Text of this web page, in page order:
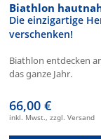
Biathlon
Die einzigartige
verschenken!
Biathlon entdecken
das ganze Jahr.
66,00 €
inkl. Mwst., zzgl. Versand